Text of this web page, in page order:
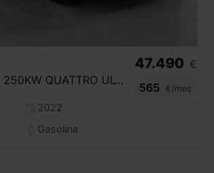
AVANT 55 TFSI 250KW QUATTRO ULTRA S TR.
2022
Gasolina
47.490 €
565
€/mes